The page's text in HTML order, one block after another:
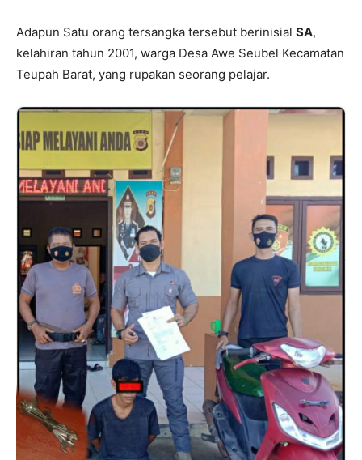
Adapun Satu orang tersangka tersebut berinisial SA,
kelahiran tahun 2001, warga Desa Awe Seubel Kecamatan
Teupah Barat, yang rupakan seorang pelajar.